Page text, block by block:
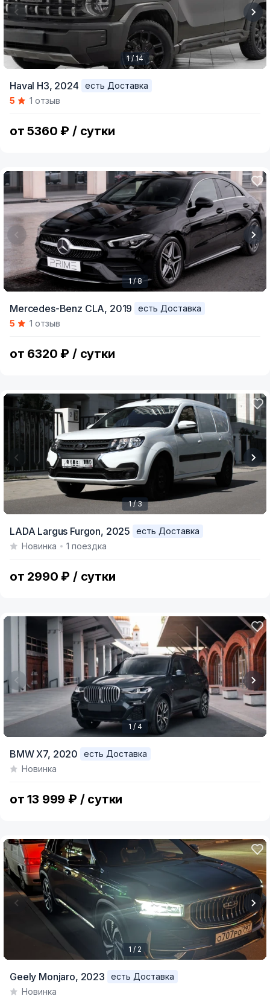
of
1 / 14
Haval H3, 2024
есть Доставка
5
1 отзыв
от 5360 ₽ / сутки
of
1 / 8
Mercedes-Benz CLA, 2019
есть Доставка
5
1 отзыв
от 6320 ₽ / сутки
of
1 / 3
LADA Largus Furgon, 2025
есть Доставка
Новинка
1 поездка
от 2990 ₽ / сутки
of
1 / 4
BMW X7, 2020
есть Доставка
Новинка
от 13 999 ₽ / сутки
of
1 / 2
Geely Monjaro, 2023
есть Доставка
Новинка